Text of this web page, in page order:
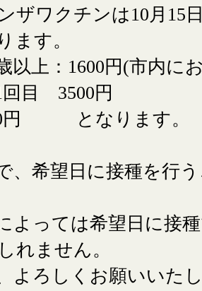
ザワクチンは10月15
ます。
上：1600円(市内に
回目 3500円
円 となります。
、希望日に接種を行
よっては希望日に接
れません。
よろしくお願いいた